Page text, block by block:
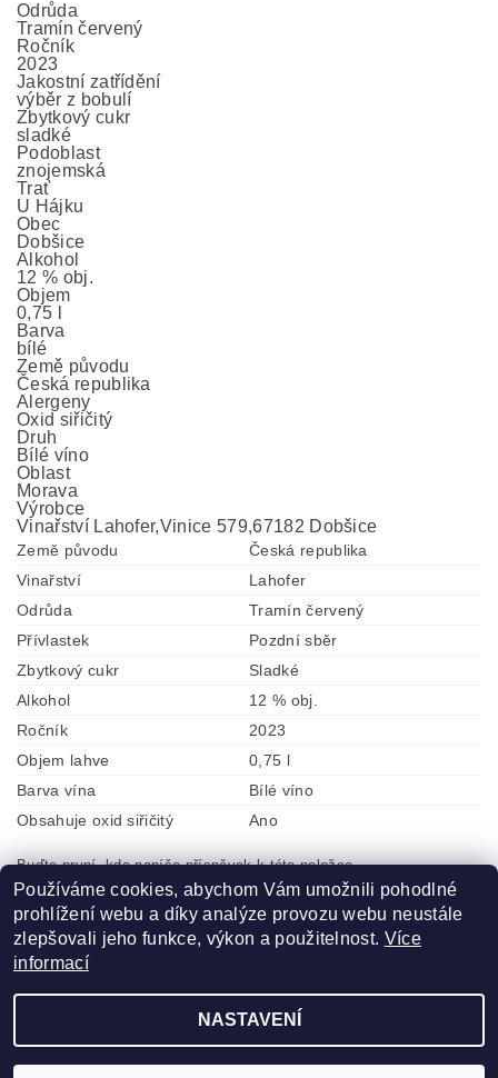
Odrůda
Tramín červený
Ročník
2023
Jakostní zatřídění
výběr z bobulí
Zbytkový cukr
sladké
Podoblast
znojemská
Trať
U Hájku
Obec
Dobšice
Alkohol
12 % obj.
Objem
0,75 l
Barva
bílé
Země původu
Česká republika
Alergeny
Oxid siřičitý
Druh
Bílé víno
Oblast
Morava
Výrobce
Vinařství Lahofer,Vinice 579,67182 Dobšice
Země původu
Česká republika
Vinařství
Lahofer
Odrůda
Tramín červený
Přívlastek
Pozdní sběr
Zbytkový cukr
Sladké
Alkohol
12 % obj.
Ročník
2023
Objem lahve
0,75 l
Barva vína
Bílé víno
Obsahuje oxid siřičitý
Ano
Buďte první, kdo napíše příspěvek k této položce.
Přidat komentář
2026 ©ZLATÁ VÍNA, všechna práva vyhrazena
Používáme cookies, abychom Vám umožnili pohodlné
prohlížení webu a díky analýze provozu webu neustále
zlepšovali jeho funkce, výkon a použitelnost. Více
informací
NASTAVENÍ